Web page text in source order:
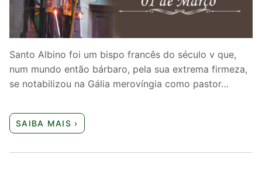
Santo Albino foi um bispo francês do século v que,
num mundo então bárbaro, pela sua extrema firmeza,
se notabilizou na Gália merovíngia como pastor…
SAIBA MAIS ›